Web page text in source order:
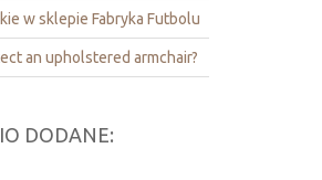
w sklepie Fabryka Futbolu
an upholstered armchair?
DODANE: